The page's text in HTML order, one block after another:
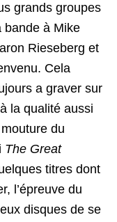
grands groupes
bande à Mike
Rieseberg et
Cela
a graver sur
la qualité aussi
du
The Great
titres dont
l’épreuve du
disques de se